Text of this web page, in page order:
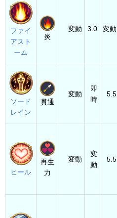
ファイ
アスト
ーム
炎
変動 3.0 変動
ソード
レイン
貫通
変動
即
時
5.5
ヒール
再生
力
変動
変
動
5.5